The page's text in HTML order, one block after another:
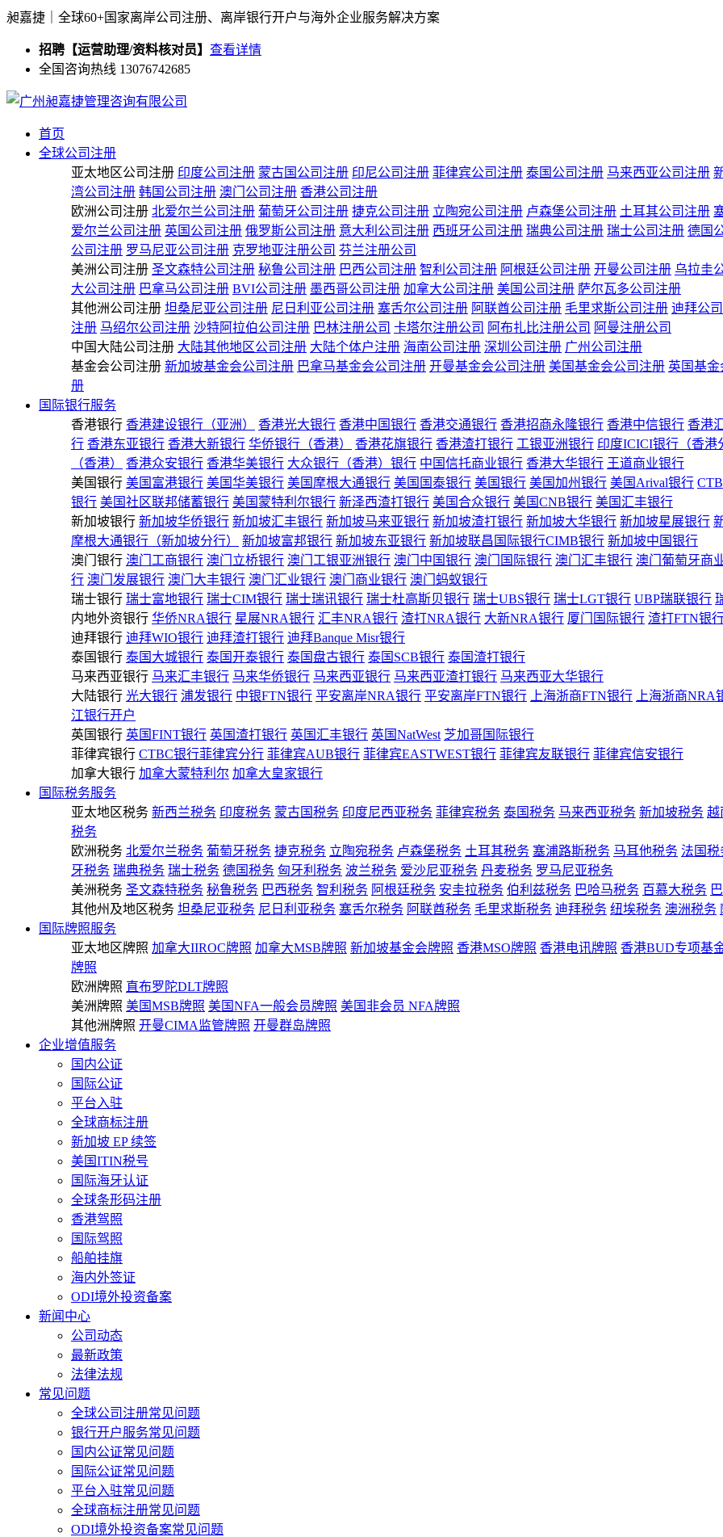
昶嘉捷｜全球60+国家离岸公司注册、离岸银行开户与海外企业服务解决方案
招聘【运营助理/资料核对员】 查看详情
全国咨询热线 13076742685
首页
全球公司注册
亚太地区公司注册 印度公司注册 蒙古国公司注册 印尼公司注册 菲律宾公司注册 泰国公司注册 马来西亚公司注册
湾公司注册 韩国公司注册 澳门公司注册 香港公司注册
欧洲公司注册 北爱尔兰公司注册 葡萄牙公司注册 捷克公司注册 立陶宛公司注册 卢森堡公司注册 土耳其公司注册
爱尔兰公司注册 英国公司注册 俄罗斯公司注册 意大利公司注册 西班牙公司注册 瑞典公司注册 瑞士公司注册 德国
公司注册 罗马尼亚公司注册 克罗地亚注册公司 芬兰注册公司
美洲公司注册 圣文森特公司注册 秘鲁公司注册 巴西公司注册 智利公司注册 阿根廷公司注册 开曼公司注册 乌拉圭
大公司注册 巴拿马公司注册 BVI公司注册 墨西哥公司注册 加拿大公司注册 美国公司注册 萨尔瓦多公司注册
其他洲公司注册 坦桑尼亚公司注册 尼日利亚公司注册 塞舌尔公司注册 阿联酋公司注册 毛里求斯公司注册 迪拜公
注册 马绍尔公司注册 沙特阿拉伯公司注册 巴林注册公司 卡塔尔注册公司 阿布扎比注册公司 阿曼注册公司
中国大陆公司注册 大陆其他地区公司注册 大陆个体户注册 海南公司注册 深圳公司注册 广州公司注册
基金会公司注册 新加坡基金会公司注册 巴拿马基金会公司注册 开曼基金会公司注册 美国基金会公司注册 英国基
册
国际银行服务
香港银行 香港建设银行（亚洲） 香港光大银行 香港中国银行 香港交通银行 香港招商永隆银行 香港中信银行 香港
行 香港东亚银行 香港大新银行 华侨银行（香港） 香港花旗银行 香港渣打银行 工银亚洲银行 印度ICICI银行（香港
（香港）
香港众安银行 香港华美银行 大众银行（香港）银行 中国信托商业银行 香港大华银行 王道商业银行
美国银行 美国富港银行 美国华美银行 美国摩根大通银行 美国国泰银行 美国银行 美国加州银行 美国Arival银行
银行 美国社区联邦储蓄银行 美国蒙特利尔银行 新泽西渣打银行 美国合众银行 美国CNB银行 美国汇丰银行
新加坡银行 新加坡华侨银行 新加坡汇丰银行 新加坡马来亚银行 新加坡渣打银行 新加坡大华银行 新加坡星展银行
摩根大通银行（新加坡分行）
新加坡富邦银行 新加坡东亚银行 新加坡联昌国际银行CIMB银行 新加坡中国银行
澳门银行 澳门工商银行 澳门立桥银行 澳门工银亚洲银行 澳门中国银行 澳门国际银行 澳门汇丰银行 澳门葡萄牙商
行 澳门发展银行 澳门大丰银行 澳门汇业银行 澳门商业银行 澳门蚂蚁银行
瑞士银行 瑞士富地银行 瑞士CIM银行 瑞士瑞讯银行 瑞士杜高斯贝银行 瑞士UBS银行 瑞士LGT银行 UBP瑞联银行
内地外资银行 华侨NRA银行 星展NRA银行 汇丰NRA银行 渣打NRA银行 大新NRA银行 厦门国际银行 渣打FTN银
迪拜银行 迪拜WIO银行 迪拜渣打银行 迪拜Banque Misr银行
泰国银行 泰国大城银行 泰国开泰银行 泰国盘古银行 泰国SCB银行 泰国渣打银行
马来西亚银行 马来汇丰银行 马来华侨银行 马来西亚银行 马来西亚渣打银行 马来西亚大华银行
大陆银行 光大银行 浦发银行 中银FTN银行 平安离岸NRA银行 平安离岸FTN银行 上海浙商FTN银行
上海浙商NRA
江银行开户
英国银行 英国FINT银行 英国渣打银行 英国汇丰银行 英国NatWest 芝加哥国际银行
菲律宾银行 CTBC银行菲律宾分行 菲律宾AUB银行 菲律宾EASTWEST银行 菲律宾友联银行 菲律宾信安银行
加拿大银行 加拿大蒙特利尔 加拿大皇家银行
国际税务服务
亚太地区税务 新西兰税务 印度税务 蒙古国税务 印度尼西亚税务 菲律宾税务 泰国税务 马来西亚税务 新加坡税务 越
税务
欧洲税务 北爱尔兰税务 葡萄牙税务 捷克税务 立陶宛税务 卢森堡税务 土耳其税务 塞浦路斯税务 马耳他税务 法国税
牙税务 瑞典税务 瑞士税务 德国税务 匈牙利税务 波兰税务 爱沙尼亚税务 丹麦税务 罗马尼亚税务
美洲税务 圣文森特税务 秘鲁税务 巴西税务 智利税务 阿根廷税务 安圭拉税务 伯利兹税务 巴哈马税务 百慕大税务
其他州及地区税务 坦桑尼亚税务 尼日利亚税务 塞舌尔税务 阿联酋税务 毛里求斯税务 迪拜税务 纽埃税务 澳洲税务
国际牌照服务
亚太地区牌照 加拿大IIROC牌照 加拿大MSB牌照 新加坡基金会牌照 香港MSO牌照 香港电讯牌照 香港BUD专项基
牌照
欧洲牌照 直布罗陀DLT牌照
美洲牌照 美国MSB牌照 美国NFA一般会员牌照 美国非会员 NFA牌照
其他洲牌照 开曼CIMA监管牌照 开曼群岛牌照
企业增值服务
国内公证
国际公证
平台入驻
全球商标注册
新加坡 EP 续签
美国ITIN税号
国际海牙认证
全球条形码注册
香港驾照
国际驾照
船舶挂旗
海内外签证
ODI境外投资备案
新闻中心
公司动态
最新政策
法律法规
常见问题
全球公司注册常见问题
银行开户服务常见问题
国内公证常见问题
国际公证常见问题
平台入驻常见问题
全球商标注册常见问题
ODI境外投资备案常见问题